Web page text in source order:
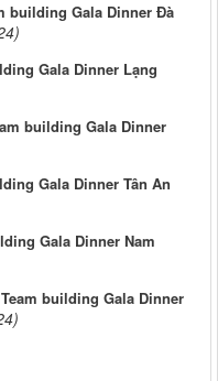
building Gala Dinner Đà
Gala Dinner Lạng
building Gala Dinner
Gala Dinner Tân An
Gala Dinner Nam
building Gala Dinner